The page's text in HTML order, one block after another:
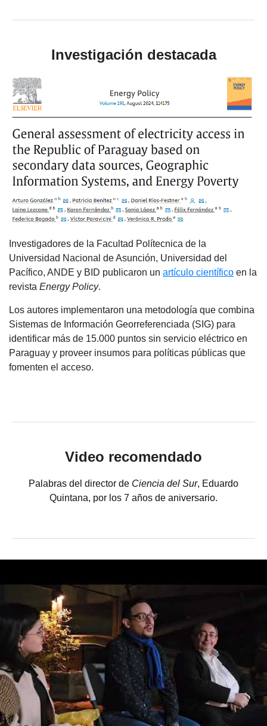
Investigación destacada
Investigadores de la Facultad Polítecnica de la
Universidad Nacional de Asunción, Universidad del
Pacífico, ANDE y BID publicaron un artículo científico en la
revista Energy Policy.
Los autores implementaron una metodología que combina
Sistemas de Información Georreferenciada (SIG) para
identificar más de 15.000 puntos sin servicio eléctrico en
Paraguay y proveer insumos para políticas públicas que
fomenten el acceso.
Video recomendado
Palabras del director de Ciencia del Sur, Eduardo
Quintana, por los 7 años de aniversario.